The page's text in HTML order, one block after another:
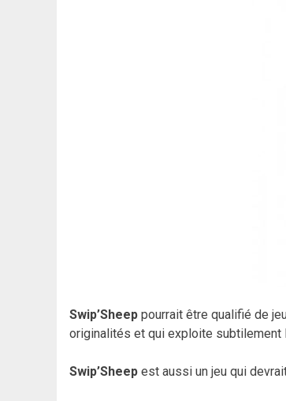
Swip’Sheep pourrait être qualifié de
originalités et qui exploite subtilement
Swip’Sheep est aussi un jeu qui